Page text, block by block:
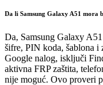
Da li Samsung Galaxy A51 mora
Da, Samsung Galaxy
šifre, PIN koda, šablona i
Google nalog, isključi
aktivna FRP zaštita,
nije moguć. Ovo proveri